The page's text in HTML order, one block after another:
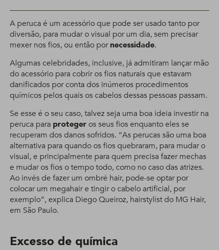
A peruca é um acessório que pode ser usado tanto por
diversão, para mudar o visual por um dia, sem precisar
mexer nos fios, ou então pornecessidade.
Algumas celebridades, inclusive, já admitiram lançar mão
do acessório para cobrir os fios naturais que estavam
danificados por conta dos inúmeros procedimentos
químicos pelos quais os cabelos dessas pessoas passam.
Se esse é o seu caso, talvez seja uma boa ideia investir na
peruca para protegeros seus fios enquanto eles se
recuperam dos danos sofridos. “As perucas são uma boa
alternativa para quando os fios quebraram, para mudar o
visual, e principalmente para quem precisa fazer mechas
e mudar os fios o tempo todo, como no caso das atrizes.
Ao invés de fazer um ombré hair, pode-se optar por
colocar um megahair e tingir o cabelo artificial, por
exemplo”, explica Diego Queiroz, hairstylist do MG Hair,
em São Paulo.
Excesso de química